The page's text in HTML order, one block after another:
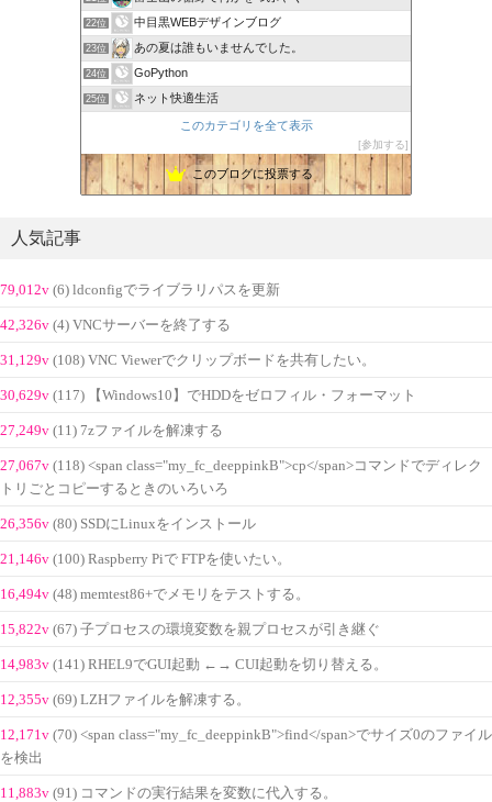
22位 中目黒WEBデザインブログ
23位 あの夏は誰もいませんでした。
24位 GoPython
25位 ネット快適生活
このカテゴリを全て表示
参加する
このブログに投票する
人気記事
79,012v (6) ldconfigでライブラリパスを更新
42,326v (4) VNCサーバーを終了する
31,129v (108) VNC Viewerでクリップボードを共有したい。
30,629v (117) 【Windows10】でHDDをゼロフィル・フォーマット
27,249v (11) 7zファイルを解凍する
27,067v (118) <span class="my_fc_deeppinkB">cp</span>コマンドでディレク
トリごとコピーするときのいろいろ
26,356v (80) SSDにLinuxをインストール
21,146v (100) Raspberry Piで FTPを使いたい。
16,494v (48) memtest86+でメモリをテストする。
15,822v (67) 子プロセスの環境変数を親プロセスが引き継ぐ
14,983v (141) RHEL9でGUI起動 ←→ CUI起動を切り替える。
12,355v (69) LZHファイルを解凍する。
12,171v (70) <span class="my_fc_deeppinkB">find</span>でサイズ0のファイル
を検出
11,883v (91) コマンドの実行結果を変数に代入する。